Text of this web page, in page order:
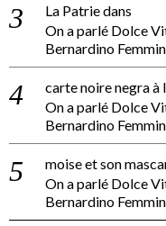
La Patriedans
On a parlé Dolce
Bernardino
carte noire negra à
On a parlé Dolce
Bernardino
moise et son
On a parlé Dolce
Bernardino